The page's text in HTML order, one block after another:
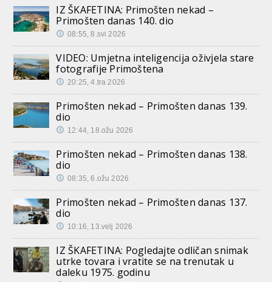
IZ ŠKAFETINA: Primošten nekad –
Primošten danas 140. dio
08:55, 8.svi 2026
VIDEO: Umjetna inteligencija oživjela stare
fotografije Primoštena
20:25, 4.tra 2026
Primošten nekad – Primošten danas 139.
dio
12:44, 18.ožu 2026
Primošten nekad – Primošten danas 138.
dio
08:35, 6.ožu 2026
Primošten nekad – Primošten danas 137.
dio
10:16, 13.velj 2026
IZ ŠKAFETINA: Pogledajte odličan snimak
utrke tovara i vratite se na trenutak u
daleku 1975. godinu